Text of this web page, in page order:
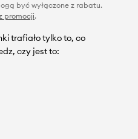
być wyłączone z rabatu.
promocji.
trafiało tylko to, co
czy jest to: